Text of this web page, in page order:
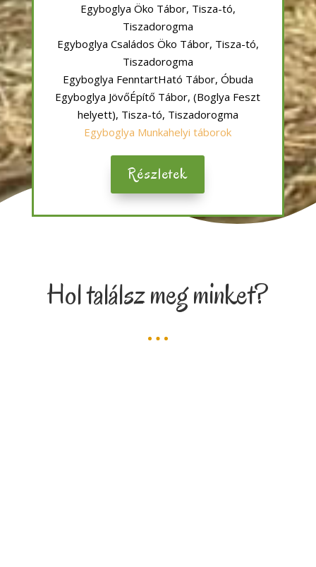
Egyboglya Öko Tábor, Tisza-tó,
Tiszadorogma
Egyboglya Családos Öko Tábor, Tisza-tó,
Tiszadorogma
Egyboglya FenntartHató Tábor, Óbuda
Egyboglya JövőÉpítő Tábor, (Boglya Feszt
helyett), Tisza-tó, Tiszadorogma
Egyboglya Munkahelyi táborok
Részletek
Hol találsz meg minket?